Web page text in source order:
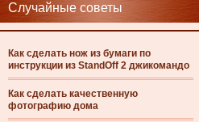
Случайные советы
Как сделать нож из бумаги по
инструкции из StandOff 2 джикомандо
Как сделать качественную
фотографию дома